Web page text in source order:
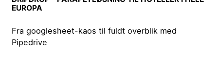
EUROPA
Fra googlesheet-kaos til fuldt overblik med
Pipedrive